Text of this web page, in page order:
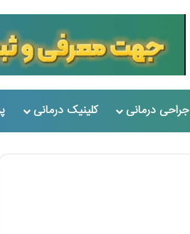
جراحی درمانی کلینیک درمانی